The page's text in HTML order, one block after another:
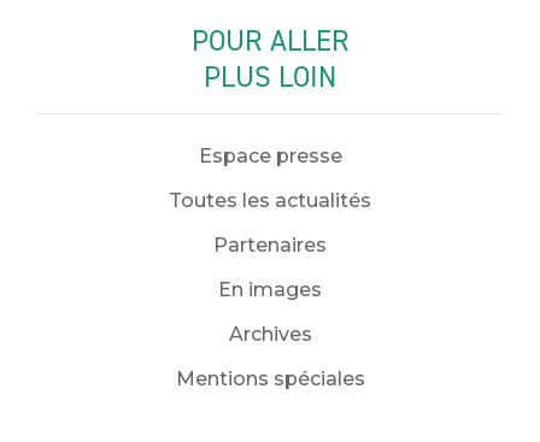
POUR ALLER
PLUS LOIN
Espace presse
Toutes les actualités
Partenaires
En images
Archives
Mentions spéciales